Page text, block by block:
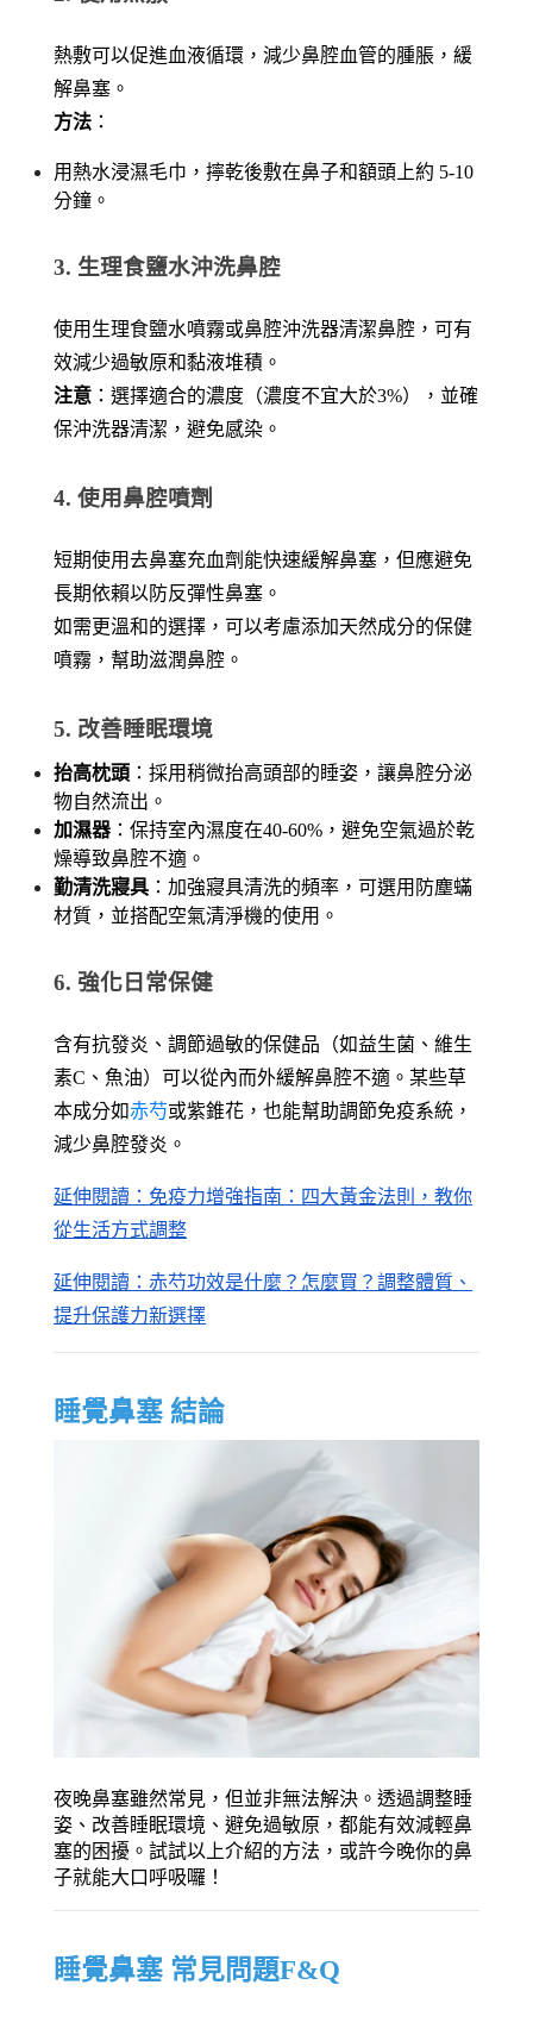
熱敷可以促進血液循環，減少鼻腔血管的腫脹，緩
解鼻塞。
方法 ：
用熱水浸濕毛巾，擰乾後敷在鼻子和額頭上約 5-10
分鐘。
3. 生理食鹽水沖洗鼻腔
使用生理食鹽水噴霧或鼻腔沖洗器清潔鼻腔，可有
效減少過敏原和黏液堆積。
注意 ：選擇適合的濃度（濃度不宜大於3%），並確
保沖洗器清潔，避免感染。
4. 使用鼻腔噴劑
短期使用去鼻塞充血劑能快速緩解鼻塞，但應避免
長期依賴以防反彈性鼻塞。
如需更溫和的選擇，可以考慮添加天然成分的保健
噴霧，幫助滋潤鼻腔。
5. 改善睡眠環境
抬高枕頭 ：採用稍微抬高頭部的睡姿，讓鼻腔分泌
物自然流出。
加濕器 ：保持室內濕度在40-60%，避免空氣過於乾
燥導致鼻腔不適。
勤清洗寢具 ：加強寢具清洗的頻率，可選用防塵蟎
材質，並搭配空氣清淨機的使用。
6. 強化日常保健
含有抗發炎、調節過敏的保健品（如益生菌、維生
素C、魚油）可以從內而外緩解鼻腔不適。某些草
本成分如赤芍或紫錐花，也能幫助調節免疫系統，
減少鼻腔發炎。
延伸閱讀：免疫力增強指南：四大黃金法則，教你
從生活方式調整
延伸閱讀： 赤芍功效是什麼？怎麼買？調整體質、
提升保護力新選擇
睡覺鼻塞 結論
夜晚鼻塞雖然常見，但並非無法解決。透過調整睡
姿、改善睡眠環境、避免過敏原，都能有效減輕鼻
塞的困擾。試試以上介紹的方法，或許今晚你的鼻
子就能大口呼吸囉！
睡覺鼻塞 常見問題F&Q